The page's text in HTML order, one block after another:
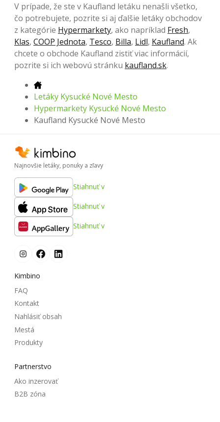
V prípade, že ste v Kaufland letáku nenašli všetko,
čo potrebujete, pozrite si aj ďalšie letáky obchodov
z kategórie Hypermarkety, ako napríklad Fresh,
Klas, COOP Jednota, Tesco, Billa, Lidl, Kaufland. Ak
chcete o obchode Kaufland zistiť viac informácií,
pozrite si ich webovú stránku kaufland.sk.
Letáky Kysucké Nové Mesto
Hypermarkety Kysucké Nové Mesto
Kaufland Kysucké Nové Mesto
Najnovšie letáky, ponuky a zľavy
Stiahnuť v
Stiahnuť v
Stiahnuť v
Kimbino
FAQ
Kontakt
Nahlásiť obsah
Mestá
Produkty
Partnerstvo
Ako inzerovať
B2B zóna